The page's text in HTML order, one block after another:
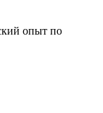
опыт по